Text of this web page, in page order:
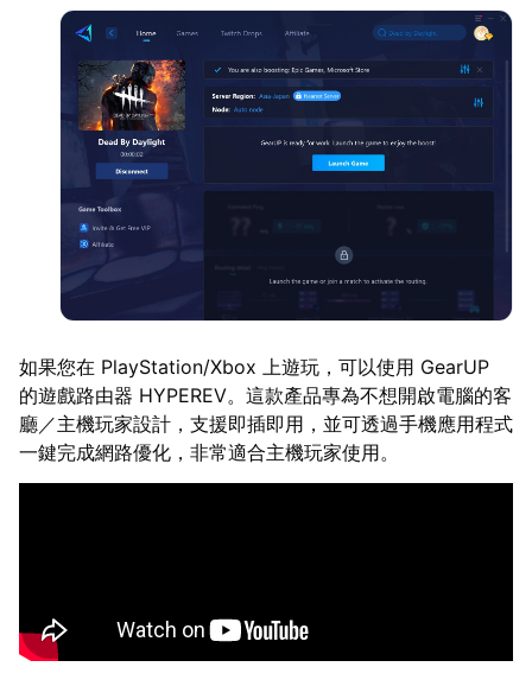
如果您在 PlayStation/Xbox 上遊玩，可以使用 GearUP
的遊戲路由器 HYPEREV。這款產品專為不想開啟電腦的客
廳／主機玩家設計，支援即插即用，並可透過手機應用程式
一鍵完成網路優化，非常適合主機玩家使用。